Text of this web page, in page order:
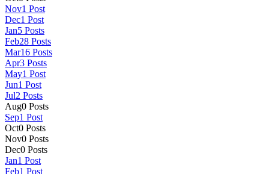
Nov1 Post
Dec1 Post
Jan5 Posts
Feb28 Posts
Mar16 Posts
Apr3 Posts
May1 Post
Jun1 Post
Jul2 Posts
Aug0 Posts
Sep1 Post
Oct0 Posts
Nov0 Posts
Dec0 Posts
Jan1 Post
Feb1 Post